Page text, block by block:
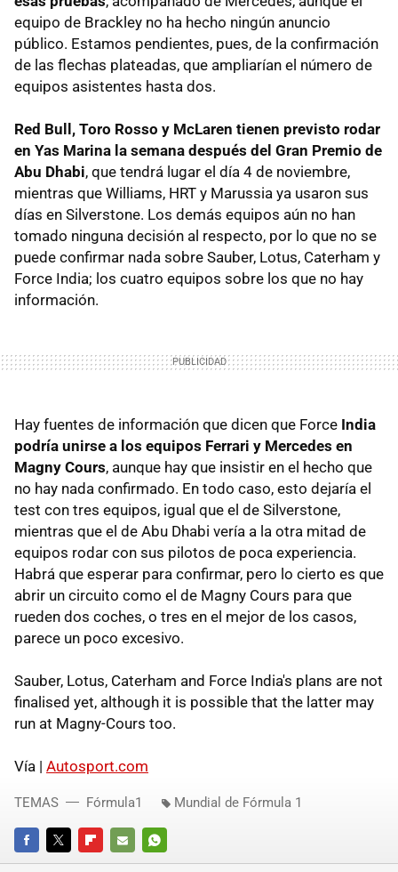
equipo de Brackley no ha hecho ningún anuncio
público. Estamos pendientes, pues, de la confirmación
de las flechas plateadas, que ampliarían el número de
equipos asistentes hasta dos.
Red Bull, Toro Rosso y McLaren tienen previsto rodar
en Yas Marina la semana después del Gran Premio de
Abu Dhabi, que tendrá lugar el día 4 de noviembre,
mientras que Williams, HRT y Marussia ya usaron sus
días en Silverstone. Los demás equipos aún no han
tomado ninguna decisión al respecto, por lo que no se
puede confirmar nada sobre Sauber, Lotus, Caterham y
Force India; los cuatro equipos sobre los que no hay
información.
Hay fuentes de información que dicen que Force India
podría unirse a los equipos Ferrari y Mercedes en
Magny Cours, aunque hay que insistir en el hecho que
no hay nada confirmado. En todo caso, esto dejaría el
test con tres equipos, igual que el de Silverstone,
mientras que el de Abu Dhabi vería a la otra mitad de
equipos rodar con sus pilotos de poca experiencia.
Habrá que esperar para confirmar, pero lo cierto es que
abrir un circuito como el de Magny Cours para que
rueden dos coches, o tres en el mejor de los casos,
parece un poco excesivo.
Sauber, Lotus, Caterham and Force India's plans are not
finalised yet, although it is possible that the latter may
run at Magny-Cours too.
Vía | Autosport.com
FACEBOOKTWITTERFLIPBOARD
E-
WHATSAPP
TEMAS Fórmula1 Mundial de Fórmula 1